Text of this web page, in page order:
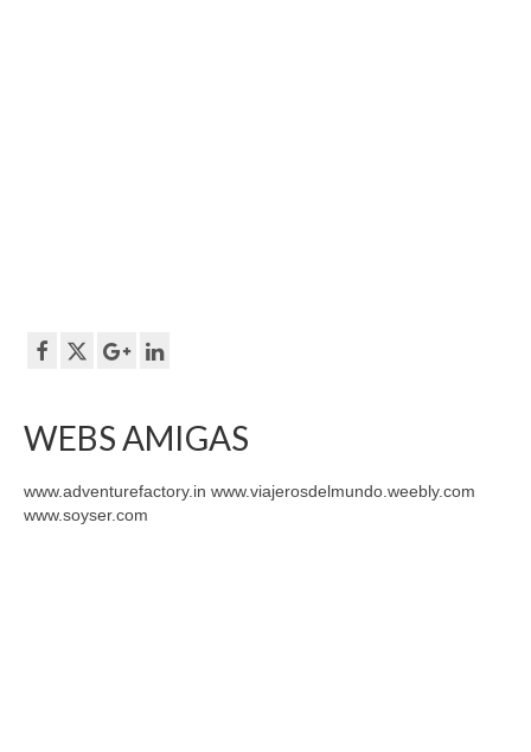
WEBS AMIGAS
www.adventurefactory.in www.viajerosdelmundo.weebly.com
www.soyser.com